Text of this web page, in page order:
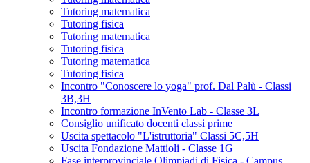
Tutoring matematica
Tutoring fisica
Tutoring matematica
Tutoring fisica
Tutoring matematica
Tutoring fisica
Incontro "Conoscere lo yoga" prof. Dal Palù - Classi
3B,3H
Incontro formazione InVento Lab - Classe 3L
Consiglio unificato docenti classi prime
Uscita spettacolo "L'istruttoria" Classi 5C,5H
Uscita Fondazione Mattioli - Classe 1G